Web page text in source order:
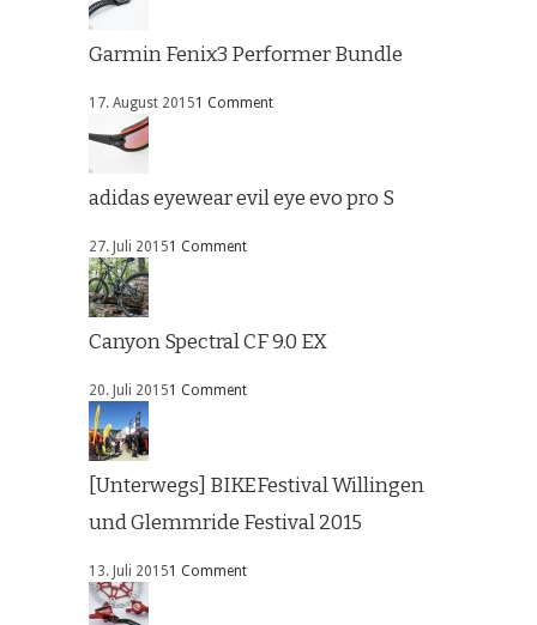
Garmin Fenix3 Performer Bundle
17. August 20151 Comment
adidas eyewear evil eye evo pro S
27. Juli 20151 Comment
Canyon Spectral CF 9.0 EX
20. Juli 20151 Comment
[Unterwegs] BIKEFestival Willingen
und Glemmride Festival 2015
13. Juli 20151 Comment